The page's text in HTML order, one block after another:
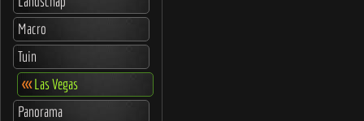
Macro
Tuin
<<<Las Vegas
Panorama